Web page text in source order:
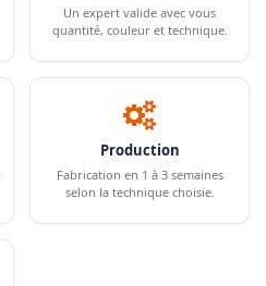
Un expert valide avec vous
quantité, couleur et technique.
Production
Fabrication en 1 à 3 semaines
selon la technique choisie.